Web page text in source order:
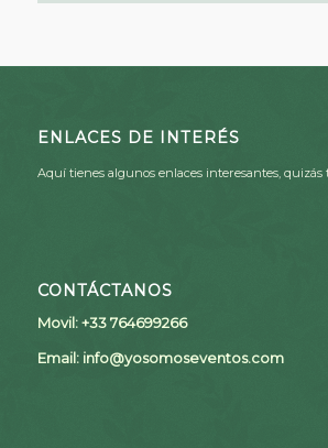
ENLACES DE INTERÉS
Aquí tienes algunos enlaces interesantes, quizás
CONTÁCTANOS
Movil: +33 764699266
Email: info@yosomoseventos.com